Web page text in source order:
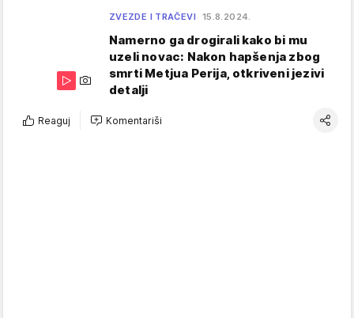
ZVEZDE I TRAČEVI 15.8.2024.
Namerno ga drogirali kako bi mu
uzeli novac: Nakon hapšenja zbog
smrti Metjua Perija, otkriveni jezivi
detalji
Reaguj Komentariši